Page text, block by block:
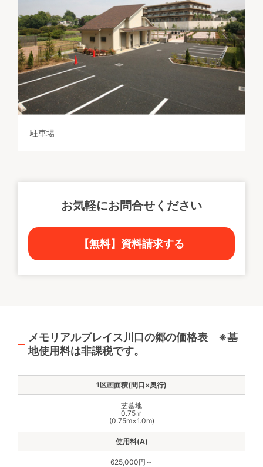
駐車場
お気軽にお問合せください
【無料】資料請求する
メモリアルプレイス川口の郷の価格表 ※墓
地使用料は非課税です。
芝墓地
0.75㎡
(0.75m×1.0m)
625,000円～